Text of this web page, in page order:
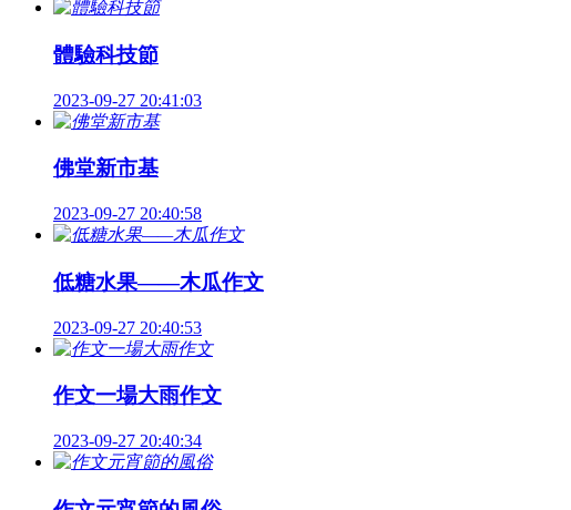
體驗科技節
2023-09-27 20:41:03
佛堂新市基
2023-09-27 20:40:58
低糖水果——木瓜作文
2023-09-27 20:40:53
作文一場大雨作文
2023-09-27 20:40:34